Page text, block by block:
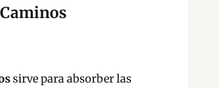
sirve para absorber las